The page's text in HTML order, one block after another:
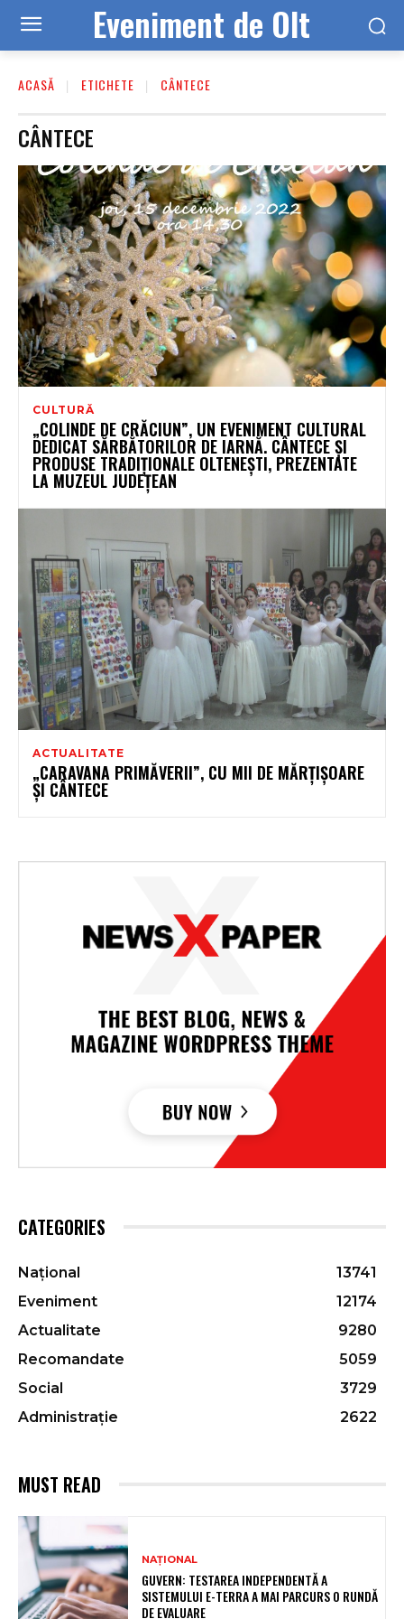
Eveniment de Olt
ACASĂ ETICHETE CÂNTECE
CÂNTECE
CULTURĂ
„COLINDE DE CRĂCIUN”, UN EVENIMENT CULTURAL
DEDICAT SĂRBĂTORILOR DE IARNĂ. CÂNTECE ȘI
PRODUSE TRADIȚIONALE OLTENEȘTI, PREZENTATE
LA MUZEUL JUDEȚEAN
ACTUALITATE
„CARAVANA PRIMĂVERII”, CU MII DE MĂRȚIȘOARE
ȘI CÂNTECE
CATEGORIES
Național
13741
Eveniment
12174
Actualitate
9280
Recomandate
5059
Social
3729
Administrație
2622
MUST READ
NAȚIONAL
GUVERN: TESTAREA INDEPENDENTĂ A
SISTEMULUI E-TERRA A MAI PARCURS O RUNDĂ
DE EVALUARE